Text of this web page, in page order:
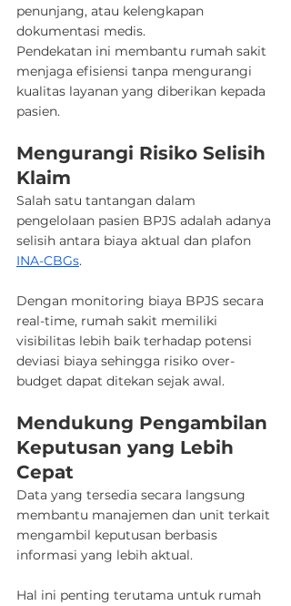
penunjang, atau kelengkapan
dokumentasi medis.
Pendekatan ini membantu rumah sakit
menjaga efisiensi tanpa mengurangi
kualitas layanan yang diberikan kepada
pasien.
Mengurangi Risiko Selisih
Klaim
Salah satu tantangan dalam
pengelolaan pasien BPJS adalah adanya
selisih antara biaya aktual dan plafon
INA-CBGs.
Dengan monitoring biaya BPJS secara
real-time, rumah sakit memiliki
visibilitas lebih baik terhadap potensi
deviasi biaya sehingga risiko over-
budget dapat ditekan sejak awal.
Mendukung Pengambilan
Keputusan yang Lebih
Cepat
Data yang tersedia secara langsung
membantu manajemen dan unit terkait
mengambil keputusan berbasis
informasi yang lebih aktual.
Hal ini penting terutama untuk rumah